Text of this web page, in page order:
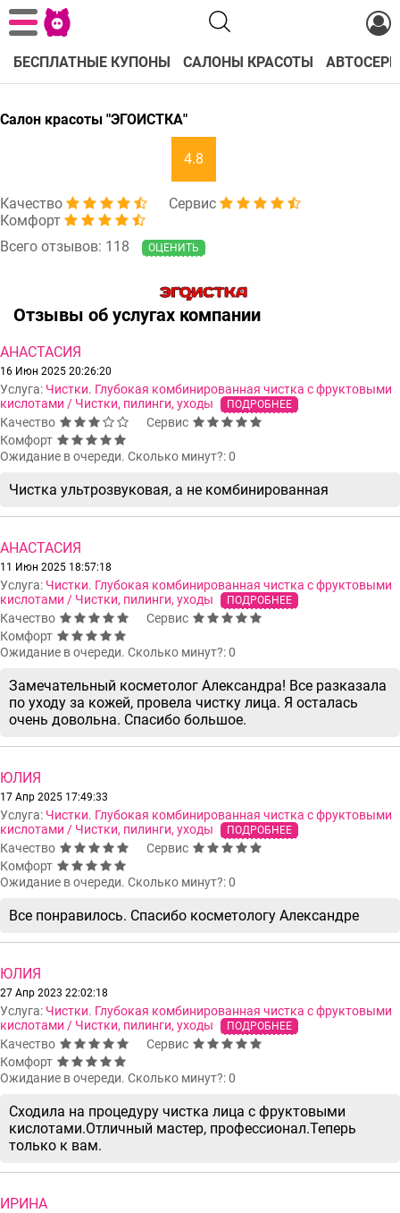
БЕСПЛАТНЫЕ КУПОНЫ САЛОНЫ КРАСОТЫ
Салон красоты "ЭГОИСТКА"
4.8
Качество
Сервис
Комфорт
Всего отзывов: 118
ОЦЕНИТЬ
Отзывы об услугах компании
АНАСТАСИЯ
16 Июн 2025 20:26:20
Услуга: Чистки. Глубокая комбинированная чистка с фруктовыми
кислотами / Чистки, пилинги, уходы
ПОДРОБНЕЕ
Качество
Сервис
Комфорт
Ожидание в очереди. Сколько минут?: 0
Чистка ультрозвуковая, а не комбинированная
АНАСТАСИЯ
11 Июн 2025 18:57:18
Услуга: Чистки. Глубокая комбинированная чистка с фруктовыми
кислотами / Чистки, пилинги, уходы
ПОДРОБНЕЕ
Качество
Сервис
Комфорт
Ожидание в очереди. Сколько минут?: 0
Замечательный косметолог Александра! Все разказала
по уходу за кожей, провела чистку лица. Я осталась
очень довольна. Спасибо большое.
ЮЛИЯ
17 Апр 2025 17:49:33
Услуга: Чистки. Глубокая комбинированная чистка с фруктовыми
кислотами / Чистки, пилинги, уходы
ПОДРОБНЕЕ
Качество
Сервис
Комфорт
Ожидание в очереди. Сколько минут?: 0
Все понравилось. Спасибо косметологу Александре
ЮЛИЯ
27 Апр 2023 22:02:18
Услуга: Чистки. Глубокая комбинированная чистка с фруктовыми
кислотами / Чистки, пилинги, уходы
ПОДРОБНЕЕ
Качество
Сервис
Комфорт
Ожидание в очереди. Сколько минут?: 0
Сходила на процедуру чистка лица с фруктовыми
кислотами.Отличный мастер, профессионал.Теперь
только к вам.
ИРИНА